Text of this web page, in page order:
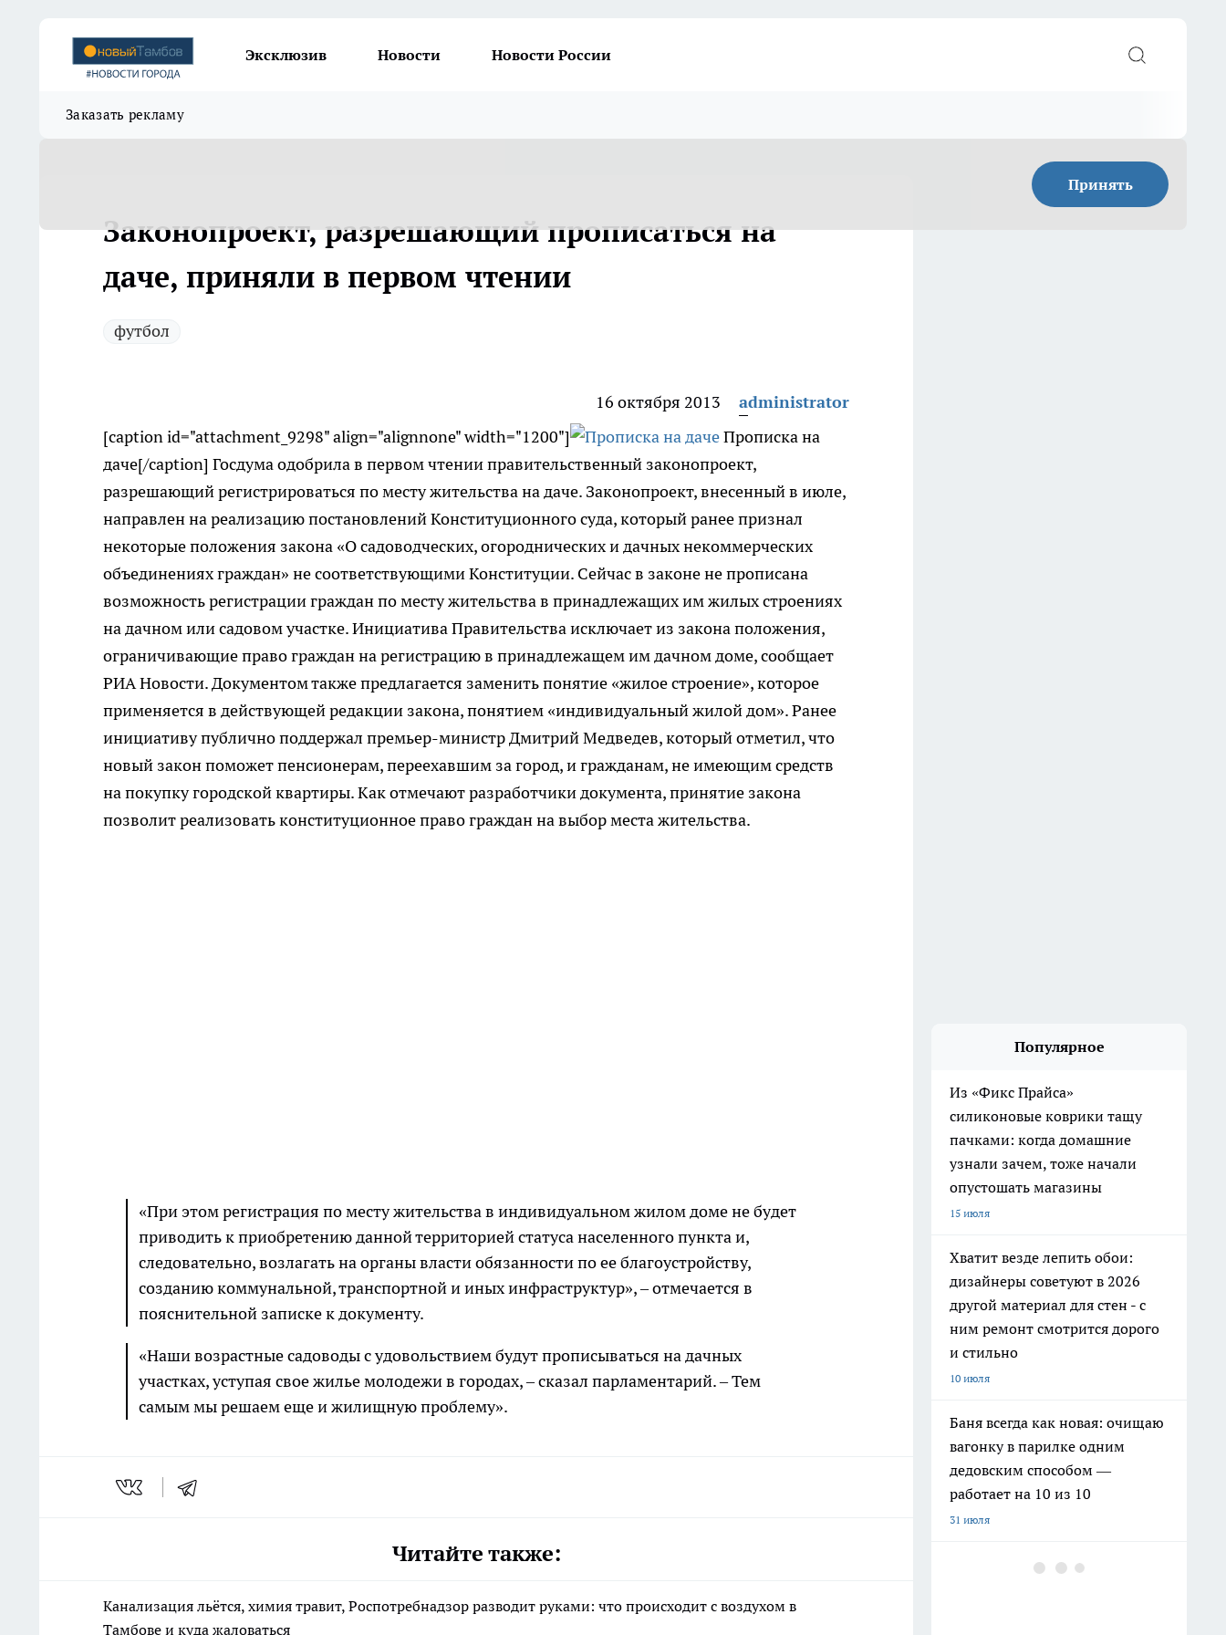
Эксклюзив Новости Новости России
Заказать рекламу
Принять
Законопроект, разрешающий прописаться на
даче, приняли в первом чтении
футбол
16 октября 2013
administrator
[caption id="attachment_9298" align="alignnone" width="1200"]
Прописка на
даче[/caption] Госдума одобрила в первом чтении правительственный законопроект,
разрешающий регистрироваться по месту жительства на даче. Законопроект, внесенный в июле,
направлен на реализацию постановлений Конституционного суда, который ранее признал
некоторые положения закона «О садоводческих, огороднических и дачных некоммерческих
объединениях граждан» не соответствующими Конституции. Сейчас в законе не прописана
возможность регистрации граждан по месту жительства в принадлежащих им жилых строениях
на дачном или садовом участке. Инициатива Правительства исключает из закона положения,
ограничивающие право граждан на регистрацию в принадлежащем им дачном доме, сообщает
РИА Новости. Документом также предлагается заменить понятие «жилое строение», которое
применяется в действующей редакции закона, понятием «индивидуальный жилой дом». Ранее
инициативу публично поддержал премьер-министр Дмитрий Медведев, который отметил, что
новый закон поможет пенсионерам, переехавшим за город, и гражданам, не имеющим средств
на покупку городской квартиры. Как отмечают разработчики документа, принятие закона
позволит реализовать конституционное право граждан на выбор места жительства.
«При этом регистрация по месту жительства в индивидуальном жилом доме не будет
приводить к приобретению данной территорией статуса населенного пункта и,
следовательно, возлагать на органы власти обязанности по ее благоустройству,
созданию коммунальной, транспортной и иных инфраструктур», – отмечается в
пояснительной записке к документу.
«Наши возрастные садоводы с удовольствием будут прописываться на дачных
участках, уступая свое жилье молодежи в городах, – сказал парламентарий. – Тем
самым мы решаем еще и жилищную проблему».
Читайте также:
Канализация льётся, химия травит, Роспотребнадзор разводит руками: что происходит с воздухом в
Тамбове и куда жаловаться
Популярное
Из «Фикс Прайса»
силиконовые коврики тащу
пачками: когда домашние
узнали зачем, тоже начали
опустошать магазины
15 июля
Хватит везде лепить обои:
дизайнеры советуют в 2026
другой материал для стен - с
ним ремонт смотрится дорого
и стильно
10 июля
Баня всегда как новая: очищаю
вагонку в парилке одним
дедовским способом —
работает на 10 из 10
31 июля
Как заправить бензин в